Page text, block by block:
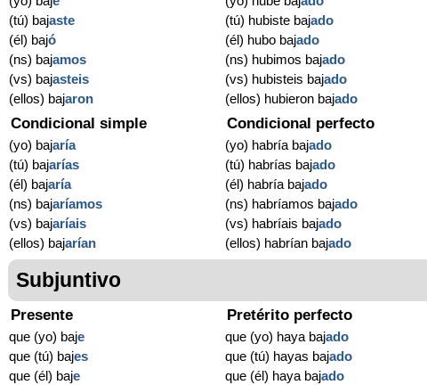
(tú) bajaste
(él) bajó
(ns) bajamos
(vs) bajasteis
(ellos) bajaron
(tú) hubiste bajado
(él) hubo bajado
(ns) hubimos bajado
(vs) hubisteis bajado
(ellos) hubieron bajado
Condicional simple
(yo) bajaría
(tú) bajarías
(él) bajaría
(ns) bajaríamos
(vs) bajaríais
(ellos) bajarían
Condicional perfecto
(yo) habría bajado
(tú) habrías bajado
(él) habría bajado
(ns) habríamos bajado
(vs) habríais bajado
(ellos) habrían bajado
Subjuntivo
Presente
que (yo) baje
que (tú) bajes
que (él) baje
Pretérito perfecto
que (yo) haya bajado
que (tú) hayas bajado
que (él) haya bajado